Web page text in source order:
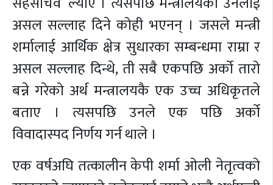
असल सल्लाह दिने कोही भएनन् । जसले मन्त्री
शर्मालाई आर्थिक क्षेत्र सुधारका सम्बन्धमा राम्रा र
असल सल्लाह दिन्थे, ती सबै एकपछि अर्को तारो
बन्ने गरेको अर्थ मन्त्रालयकै एक उच्च अधिकृतले
बताए । त्यसपछि उनले एक पछि अर्को
विवादास्पद निर्णय गर्न थाले ।
एक वर्षअघि तत्कालीन केपी शर्मा ओली नेतृत्वको